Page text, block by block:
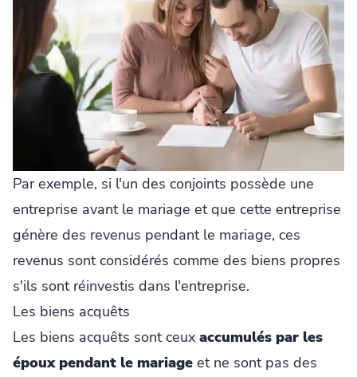
Par exemple, si l'un des conjoints possède une
entreprise avant le mariage et que cette entreprise
génère des revenus pendant le mariage, ces
revenus sont considérés comme des biens propres
s'ils sont réinvestis dans l'entreprise.
Les biens acquêts
Les biens acquêts sont ceux accumulés par les
époux pendant le mariage et ne sont pas des